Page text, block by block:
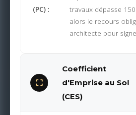
(PC) :
travaux dépasse 150
alors le recours
architecte pour
Coefficient
d'Emprise au Sol
(CES)